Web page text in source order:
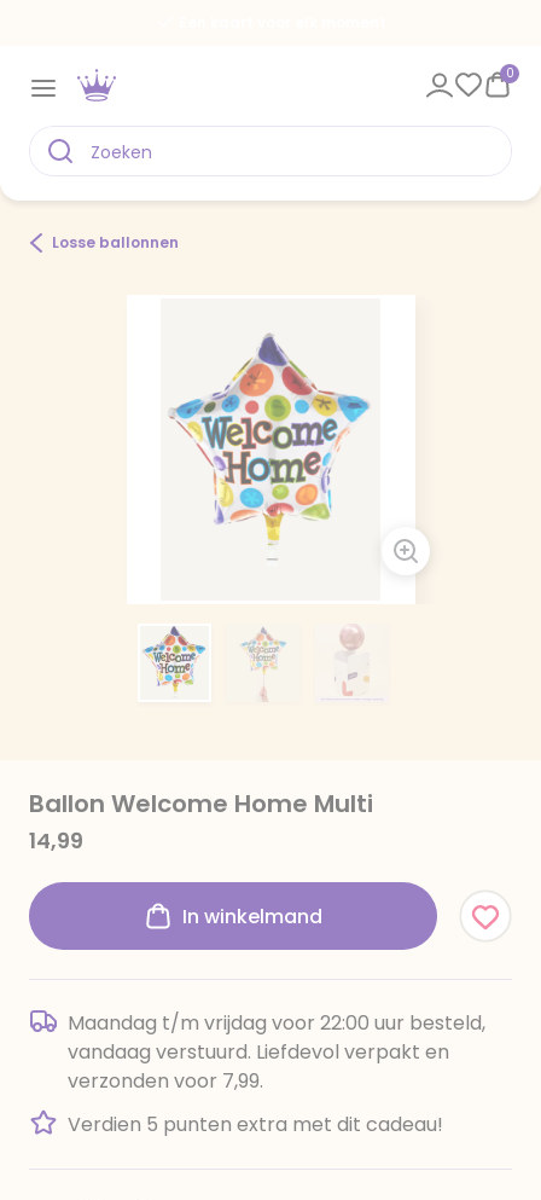
0
Losse ballonnen
Ballon Welcome Home Multi
14,99
In winkelmand
Maandag t/m vrijdag voor 22:00 uur besteld,
vandaag verstuurd. Liefdevol verpakt en
verzonden voor 7,99.
Verdien 5 punten extra met dit cadeau!